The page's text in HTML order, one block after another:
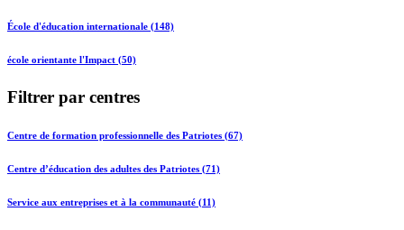
École d'éducation internationale (148)
école orientante l'Impact (50)
Filtrer par centres
Centre de formation professionnelle des Patriotes (67)
Centre d’éducation des adultes des Patriotes (71)
Service aux entreprises et à la communauté (11)